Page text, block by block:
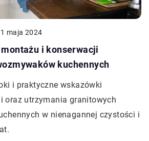
maja 2024
i konserwacji
kuchennych
i praktyczne wskazówki
oraz utrzymania granitowych
w nienagannej czystości i